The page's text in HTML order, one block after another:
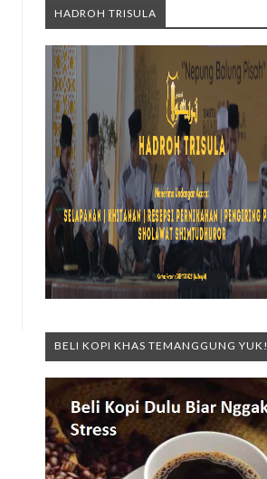
HADROH TRISULA
BELI KOPI KHAS TEMANGGUNG YUK!